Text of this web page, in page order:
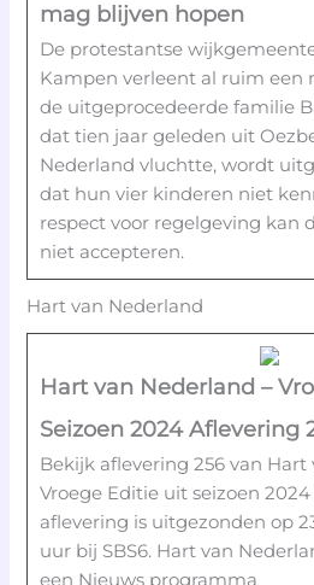
mag blijven hopen
De protestantse
Kampen verleent al ruim een
de uitgeprocedeerde familie
dat tien jaar geleden uit
Nederland vluchtte, wordt
dat hun vier kinderen niet
respect voor regelgeving kan
niet accepteren.
Hart van Nederland
Hart van Nederland –
Seizoen 2024 Aflevering
Bekijk aflevering 256 van Hart
Vroege Editie uit seizoen
aflevering is uitgezonden op
uur bij SBS6. Hart van
een Nieuws programma